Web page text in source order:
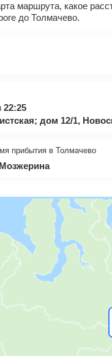
маршрута, какое
до Толмачево.
22:25
дом 12/1,
прибытия в Толмачево